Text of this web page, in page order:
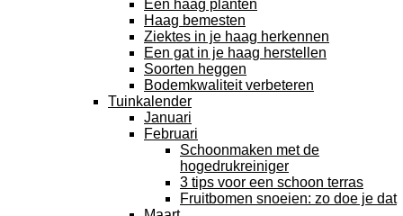
Een haag planten
Haag bemesten
Ziektes in je haag herkennen
Een gat in je haag herstellen
Soorten heggen
Bodemkwaliteit verbeteren
Tuinkalender
Januari
Februari
Schoonmaken met de
hogedrukreiniger
3 tips voor een schoon terras
Fruitbomen snoeien: zo doe je dat